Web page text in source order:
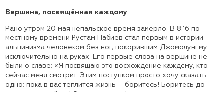
Вершина, посвящённая каждому
Рано утром 20 мая непальское время замерло. В 8:16 по
местному времени Рустам Набиев стал первым в истории
альпинизма человеком без ног, покорившим Джомолунгму
исключительно на руках. Его первые слова на вершине не
были о славе: «Я посвящаю это восхождение каждому, кто
сейчас меня смотрит. Этим поступком просто хочу сказать
одно: пока в вас теплится жизнь – боритесь! Боритесь до